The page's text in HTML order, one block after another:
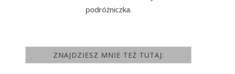
podróżniczka.
ZNAJDZIESZ MNIE TEŻ TUTAJ: